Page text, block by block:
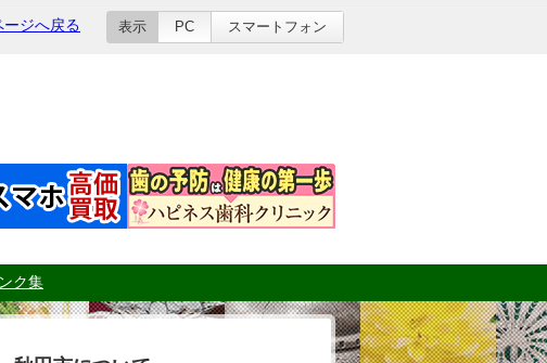
ージへ戻る 表示 PC スマートフォン
ク集